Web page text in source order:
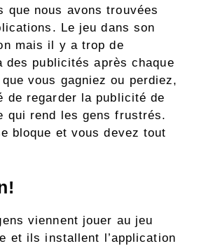
que nous avons trouvées
Le jeu dans son
mais il y a trop de
publicités après chaque
vous gagniez ou perdiez,
de regarder la publicité de
qui rend les gens frustrés.
bloque et vous devez tout
viennent jouer au jeu
et ils installent l’application